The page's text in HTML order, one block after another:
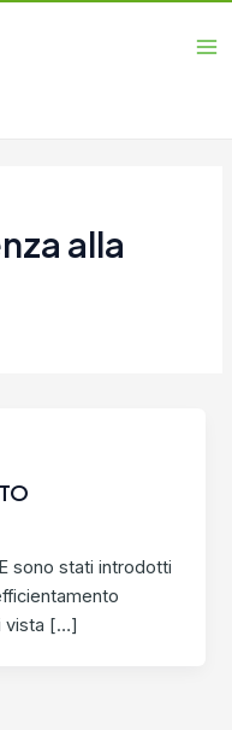
alla
sono stati introdotti
vista […]